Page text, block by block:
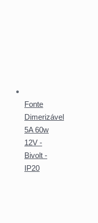
Fonte
Dimerizável
5A 60w
12V -
Bivolt -
IP20